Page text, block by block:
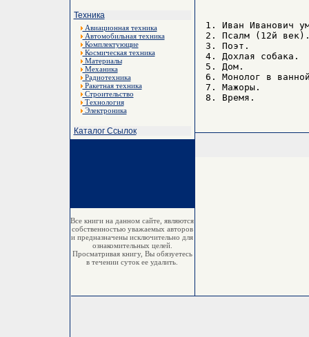
Техника
Авиационная техника
Автомобильная техника
Комплектующие
Космическая техника
Материалы
Механика
Радиотехника
Ракетная техника
Строительство
Технология
Электроника
Каталог Ссылок
Все книги на данном сайте, являются
собственностью уважаемых авторов
и предназначены исключительно для
ознакомительных целей.
Просматривая книгу, Вы обязуетесь
в течении суток ее удалить.
1. Иван Иванович
2. Псалм (12й
3. Поэт.
4. Дохлая собака.
5. Дом.
6. Монолог в
7. Мажоры.